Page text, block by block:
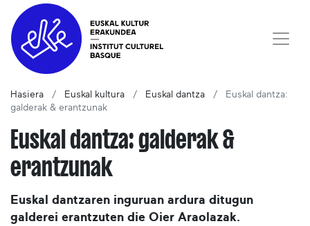
Hasiera Euskal kultura Euskal dantza
Euskal dantza:
galderak & erantzunak
Euskal dantza: galderak &
erantzunak
Euskal dantzaren inguruan ardura ditugun
galderei erantzuten die Oier Araolazak.